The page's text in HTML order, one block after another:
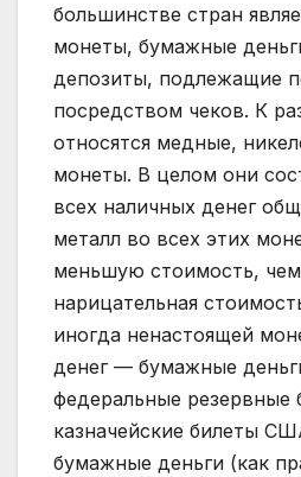
большинстве стран
монеты, бумажные
депозиты, подлежащие
посредством чеков. К
относятся медные,
монеты. В целом они
всех наличных денег
металл во всех этих
меньшую стоимость,
нарицательная
иногда ненастоящей
денег — бумажные
федеральные резервные
казначейские билеты
бумажные деньги (как